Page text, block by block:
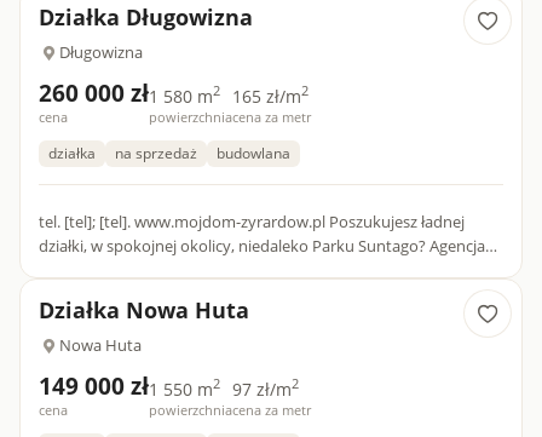
Działka Długowizna
Długowizna
260 000 zł
cena
1 580 m2
powierzchnia
165 zł/m2
cena za metr
działka na sprzedaż budowlana
tel. [tel]; [tel]. www.mojdom-zyrardow.pl Poszukujesz ładnej
działki, w spokojnej okolicy, niedaleko Parku Suntago? Agencja
Działka Nowa Huta
Nowa Huta
149 000 zł
cena
1 550 m2
powierzchnia
97 zł/m2
cena za metr